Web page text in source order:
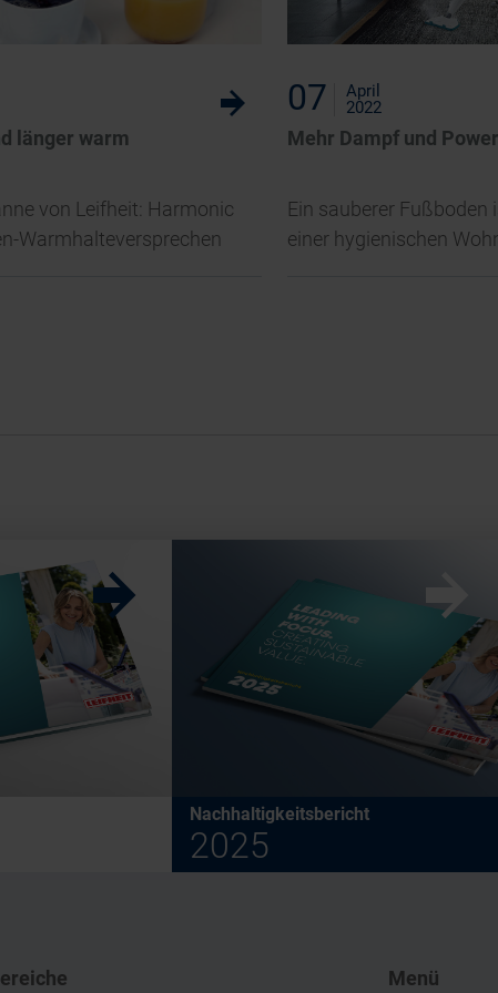
w
länger warm
von Leifheit: Harmonic
Warmhalteversprechen
07
April
2022
Mehr Dampf und
Ein sauberer Fußboden
einer hygienischen
w
Nachhaltigkeitsbericht
2025
w
Menü